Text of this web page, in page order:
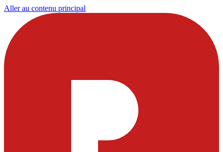
Aller au contenu principal